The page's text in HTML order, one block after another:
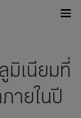
มิเนียมที่
ายในปี